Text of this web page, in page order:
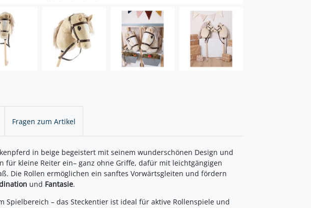
Fragen zum Artikel
in beige begeistert mit seinem wunderschönen Design und
für kleine Reiter ein– ganz ohne Griffe, dafür mit leichtgängigen
Die Rollen ermöglichen ein sanftes Vorwärtsgleiten und fördern
und Fantasie.
Spielbereich – das Steckentier ist ideal für aktive Rollenspiele und